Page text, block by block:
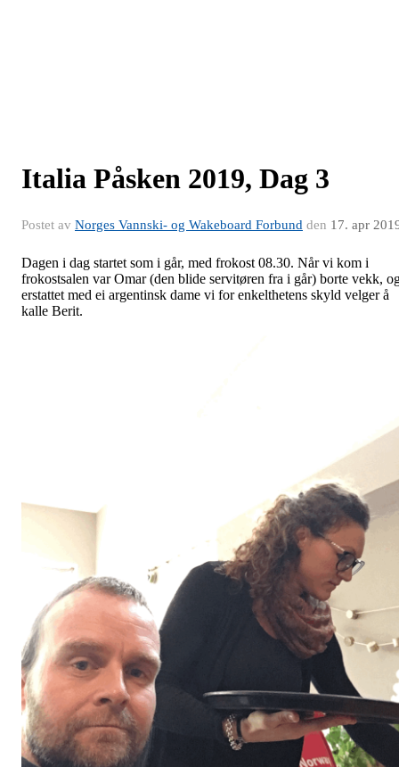
Italia Påsken 2019, Dag 3
Postet av Norges Vannski- og Wakeboard Forbund den 17. apr
Dagen i dag startet som i går, med frokost 08.30. Når vi kom i
frokostsalen var Omar (den blide servitøren fra i går) borte vekk,
erstattet med ei argentinsk dame vi for enkelthetens skyld velger å
kalle Berit.